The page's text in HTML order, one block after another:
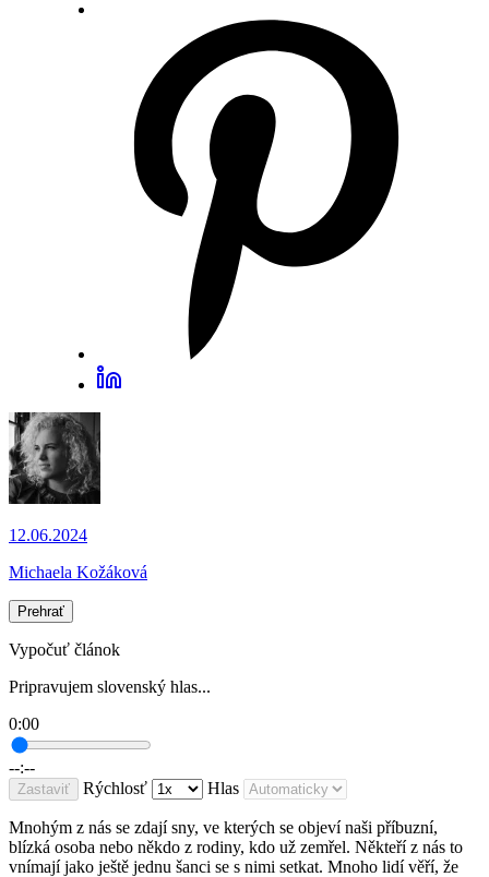
12.06.2024
Michaela Kožáková
Prehrať
Vypočuť článok
Pripravujem slovenský hlas...
0:00
--:--
Zastaviť Rýchlosť Hlas
Mnohým z nás se zdají sny, ve kterých se objeví naši příbuzní,
blízká osoba nebo někdo z rodiny, kdo už zemřel. Někteří z nás to
vnímají jako ještě jednu šanci se s nimi setkat. Mnoho lidí věří, že